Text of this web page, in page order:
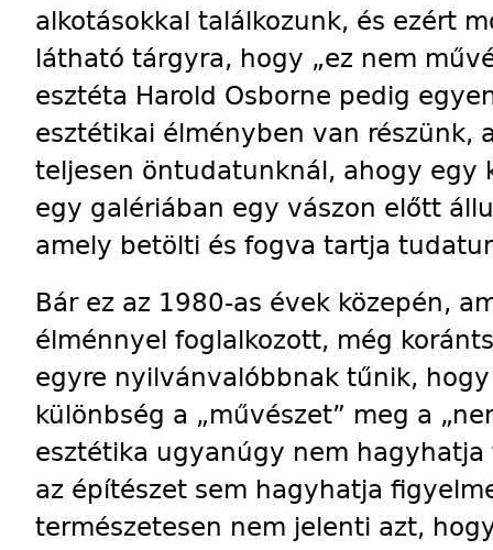
alkotásokkal találkozunk, és ezért
látható tárgyra, hogy „ez nem
esztéta Harold Osborne pedig
esztétikai élményben van részünk,
teljesen öntudatunknál, ahogy egy
egy galériában egy vászon előtt
amely betölti és fogva tartja
Bár ez az 1980-as évek közepén,
élménnyel foglalkozott, még
egyre nyilvánvalóbbnak tűnik,
különbség a „művészet” meg a
esztétika ugyanúgy nem
az építészet sem hagyhatja
természetesen nem jelenti azt,